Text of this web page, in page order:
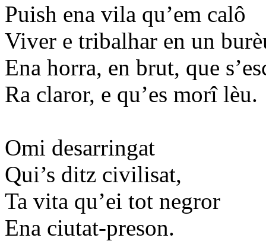
Puish ena vila qu’em calô
Viver e tribalhar en un
Ena horra, en brut, que
Ra claror, e qu’es morî lèu.
Omi desarringat
Qui’s ditz civilisat,
Ta vita qu’ei tot negror
Ena ciutat-preson.